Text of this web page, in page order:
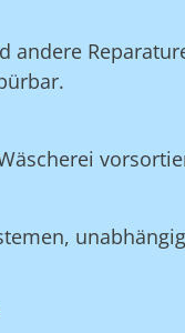
andere